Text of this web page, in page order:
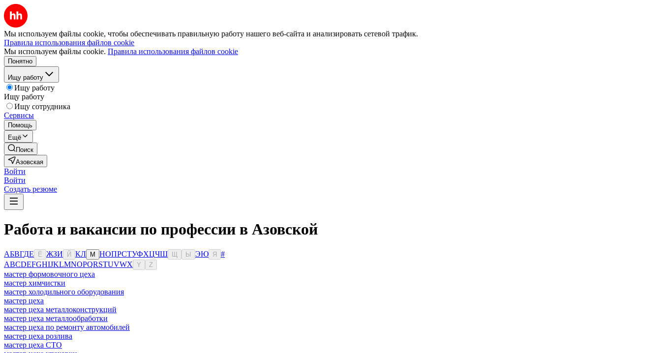
Мы используем файлы cookie, чтобы обеспечивать правильную работу нашего веб-сайта и анализировать сетевой трафик.
Правила использования файлов cookie
Мы используем файлы cookie. Правила использования файлов cookie
Понятно
Ищу работу
Ищу работу
Ищу работу
Ищу сотрудника
Сервисы
Помощь
Ещё
Поиск
Азовская
Войти
Войти
Создать резюме
Работа и вакансии по профессии в Азовской
АБВГДЕ Ё ЖЗИ Й КЛ М НОПРСТУФХЦЧШ Ы ЭЮ Я
#
ABCDEFGHIJKLMNOPQRSTUVWX Y Z
мастер формовочного цеха
мастер химчистки
мастер холодильного оборудования
мастер цеха
мастер цеха металлоконструкций
мастер цеха металлообработки
мастер цеха по ремонту автомобилей
мастер цеха розлива
мастер цеха СТО